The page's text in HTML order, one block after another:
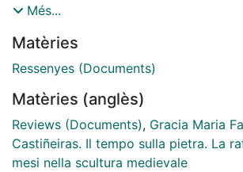
muy dife- rente del que originalmente
en Madrid en 2019, el Museo del Prado
versionaron algunas de las más
consecuencias del catastrófico
provocado por el ser humano. Este
de los numerosos ejemplos que
que el mundo del arte no se está
Més...
Matèries
Ressenyes (Documents)
Matèries (anglès)
Reviews (Documents), Gracia Maria
Castiñeiras. Il tempo sulla pietra. La
mesi nella scultura medievale